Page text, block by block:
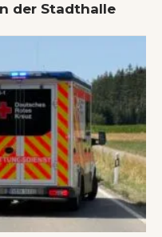
der Stadthalle